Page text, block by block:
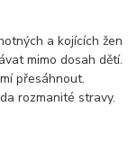
a kojících žen
mimo dosah dětí.
přesáhnout.
rozmanité stravy.